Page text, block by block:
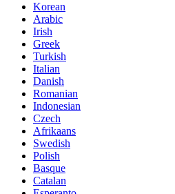
Korean
Arabic
Irish
Greek
Turkish
Italian
Danish
Romanian
Indonesian
Czech
Afrikaans
Swedish
Polish
Basque
Catalan